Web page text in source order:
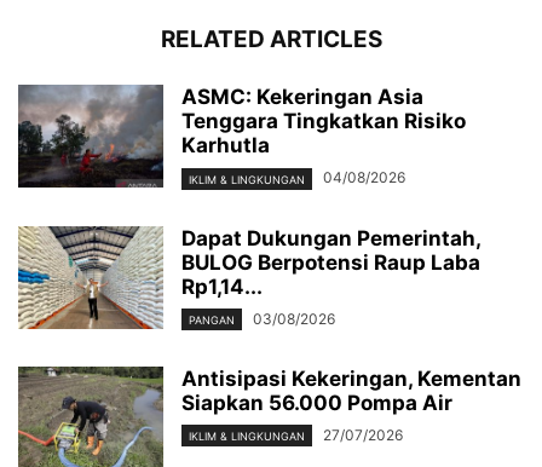
RELATED ARTICLES
ASMC: Kekeringan Asia
Tenggara Tingkatkan Risiko
Karhutla
IKLIM & LINGKUNGAN 04/08/2026
Dapat Dukungan Pemerintah,
BULOG Berpotensi Raup Laba
Rp1,14...
PANGAN 03/08/2026
Antisipasi Kekeringan, Kementan
Siapkan 56.000 Pompa Air
IKLIM & LINGKUNGAN 27/07/2026